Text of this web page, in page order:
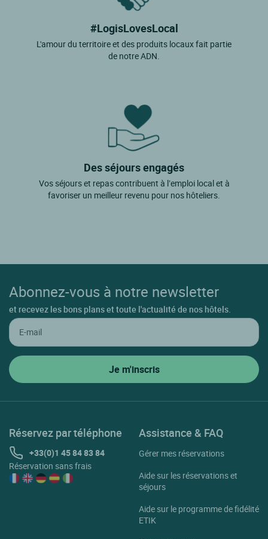
#LogisLovesLocal
L'amour du territoire et des produits locaux fait partie
de notre ADN.
Des séjours engagés
Vos séjours et repas contribuent à l’emploi local et à
favoriser un meilleur revenu pour nos hôteliers.
Abonnez-vous à notre newsletter
et recevez les bons plans et toute l'actualité de nos hôtels.
Réservez par téléphone
+33(0)1 45 84 83 84
Réservation sans frais
Assistance & FAQ
Gérer mes réservations
Aide sur les réservations et
séjours
Aide sur le programme de fidélité
ETIK